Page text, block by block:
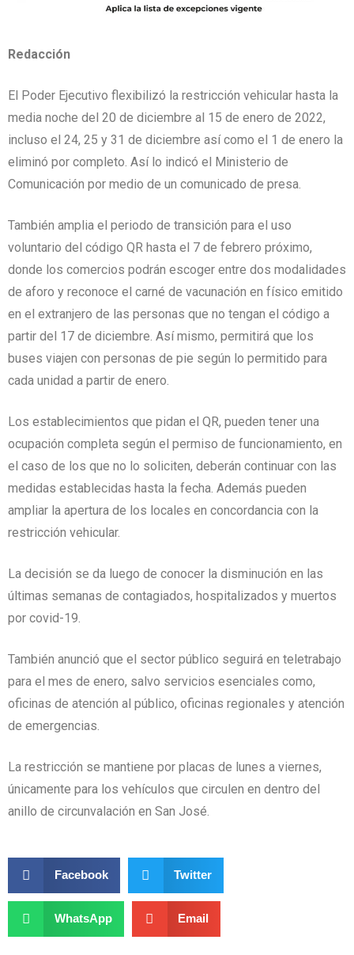
Redacción
El Poder Ejecutivo flexibilizó la restricción vehicular hasta la
media noche del 20 de diciembre al 15 de enero de 2022,
incluso el 24, 25 y 31 de diciembre así como el 1 de enero la
eliminó por completo. Así lo indicó el Ministerio de
Comunicación por medio de un comunicado de presa.
También amplia el periodo de transición para el uso
voluntario del código QR hasta el 7 de febrero próximo,
donde los comercios podrán escoger entre dos modalidades
de aforo y reconoce el carné de vacunación en físico emitido
en el extranjero de las personas que no tengan el código a
partir del 17 de diciembre. Así mismo, permitirá que los
buses viajen con personas de pie según lo permitido para
cada unidad a partir de enero.
Los establecimientos que pidan el QR, pueden tener una
ocupación completa según el permiso de funcionamiento, en
el caso de los que no lo soliciten, deberán continuar con las
medidas establecidas hasta la fecha. Además pueden
ampliar la apertura de los locales en concordancia con la
restricción vehicular.
La decisión se da luego de conocer la disminución en las
últimas semanas de contagiados, hospitalizados y muertos
por covid-19.
También anunció que el sector público seguirá en teletrabajo
para el mes de enero, salvo servicios esenciales como,
oficinas de atención al público, oficinas regionales y atención
de emergencias.
La restricción se mantiene por placas de lunes a viernes,
únicamente para los vehículos que circulen en dentro del
anillo de circunvalación en San José.
Facebook Twitter
WhatsApp Email